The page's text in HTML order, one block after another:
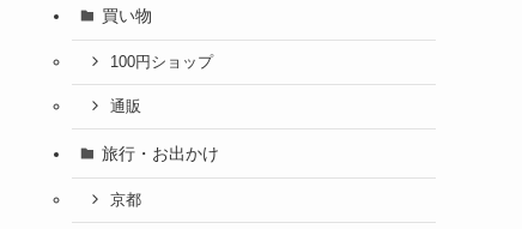
買い物
100円ショップ
通販
旅行・お出かけ
京都